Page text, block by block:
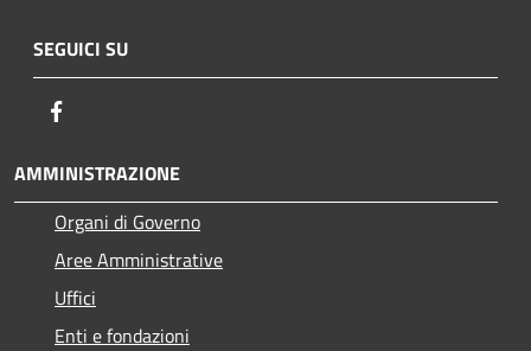
SEGUICI SU
AMMINISTRAZIONE
Organi di Governo
Aree Amministrative
Uffici
Enti e fondazioni